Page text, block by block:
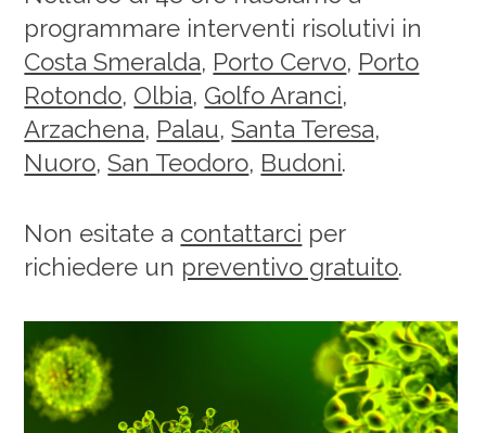
programmare interventi risolutivi in
Costa Smeralda, Porto Cervo, Porto
Rotondo, Olbia, Golfo Aranci,
Arzachena, Palau,Santa Teresa,
Nuoro,San Teodoro, Budoni.
Non esitate a contattarci per
richiedere un preventivo gratuito.